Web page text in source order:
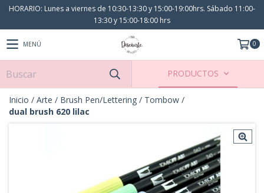
HORARIO: Lunes a viernes de 10:30-13:30 y 15:00-19:00hrs. Sábado 11:00-
13:30 y 15:00-18:00 hrs
MENÚ 0
PRODUCTOS
Inicio / Arte / Brush Pen/Lettering / Tombow /
dual brush 620 lilac